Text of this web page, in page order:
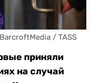
/ TASS
приняли
на случай